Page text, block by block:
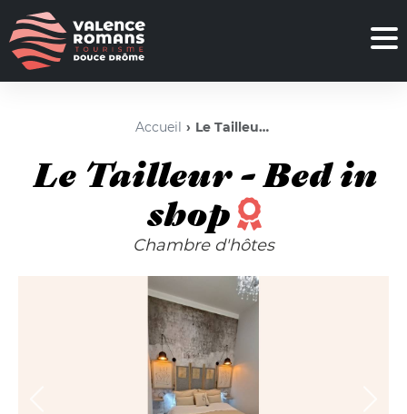
Accueil Le Tailleur - Bed in shop
Le Tailleur - Bed in
shop
Chambre d'hôtes